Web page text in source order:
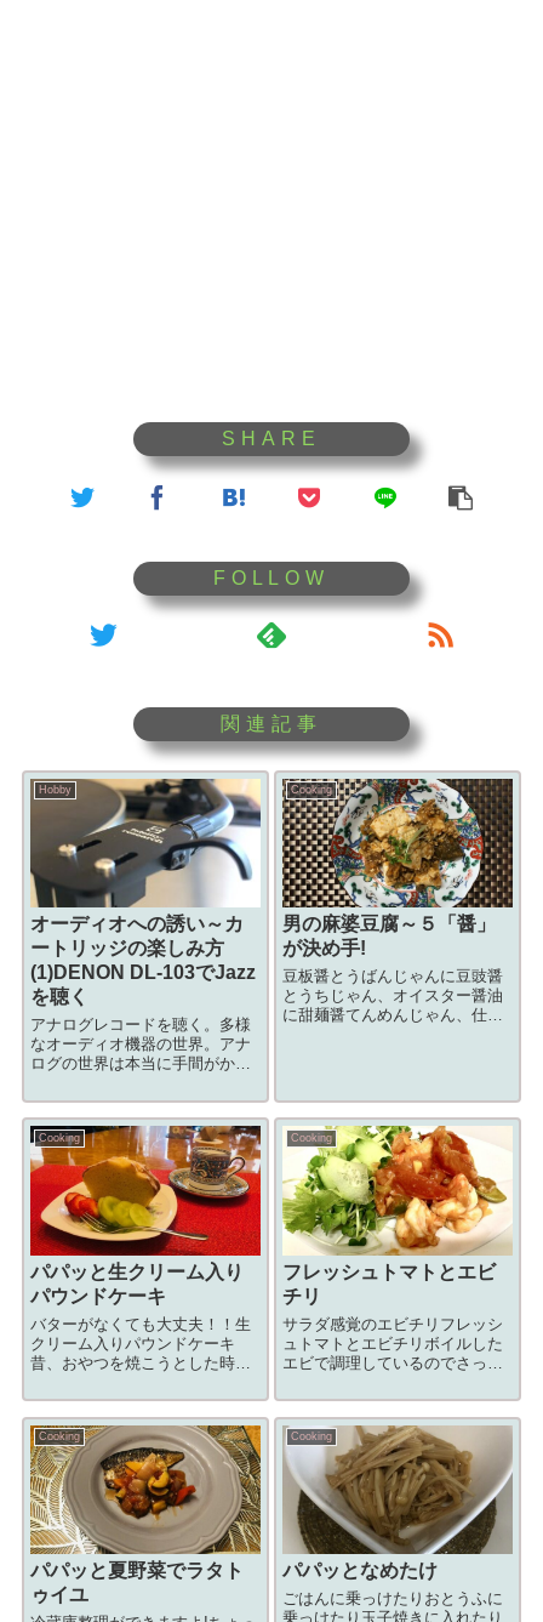
Hobby
オーディオへの誘い～カ
ートリッジの楽しみ方
(1)DENON DL-103でJazz
を聴く
アナログレコードを聴く。多様
なオーディオ機器の世界。アナ
ログの世界は本当に手間がかか
くなる。音の世界は厄介で一筋
縄では立ち行かない。追求した
いがし過ぎると、音楽を楽しむ
本来の目的が分からなくなる。
それでも覗いてみ...
Cooking
男の麻婆豆腐～５「醤」
が決め手!
豆板醤とうばんじゃんに豆豉醤
とうちじゃん、オイスター醤油
に甜麺醤てんめんじゃん、仕上
た！５「醤」フ...
Cooking
パパッと生クリーム入り
パウンドケーキ
バターがなくても大丈夫！！生
クリーム入りパウンドケーキ
昔、おやつを焼こうとした時に
リームを使って焼いたことがあ
り、思い出しながらケーキを焼
いてみましたバターを入れなく
ても柔らかく美味しくできまし
たよダイエットにも...
Cooking
フレッシュトマトとエビ
チリ
サラダ感覚のエビチリフレッシ
ュトマトとエビチリボイルした
エビで調理しているのでさっぱ
の食材材料分量エビ200~250gト
マト2個玉ねぎ1/2個長ネギ1/4本
にんにく1かけしょうが1かけピ
ーマン2個片栗粉（エビもみ...
Cooking
パパッと夏野菜でラタト
ゥイユ
Cooking
パパッとなめたけ
ごはんに乗っけたりおとうふに
乗っけたり玉子焼きに入れたり